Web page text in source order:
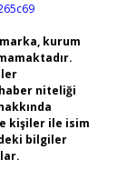
kurum
niteliği
kişiler ile isim
bilgiler